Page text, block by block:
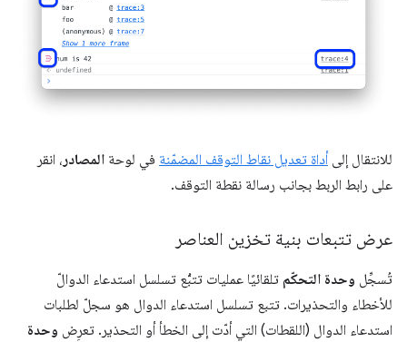
للانتقال إلى أداة تعديل نقاط التوقف المضمّنة في لوحة المصادر ، انقر
على رابط الربط بجانب رسالة نقطة التوقف.
عرض تتبعات بنية تخزين العناصر
تُسجِّل وحدة التحكّم تلقائيًا عمليات تتبُّع تسلسل استدعاء الدوالّ
للأخطاء والتحذيرات. تتبع تسلسل استدعاء الدوال هو سجلّ لطلبات
استدعاء الدوال (اللقطات) التي أدّت إلى الخطأ أو التحذير. تعرِض وحدة